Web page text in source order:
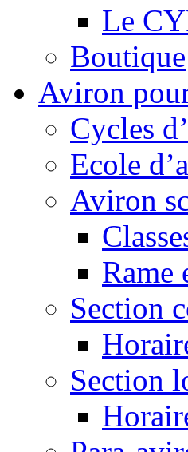
Le
Boutique
Aviron
Cycles
Ecole
Aviron
Rame
Section
Section